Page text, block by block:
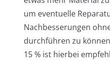
um eventuelle
Nachbesserungen
durchführen zu
15 % ist hierbei